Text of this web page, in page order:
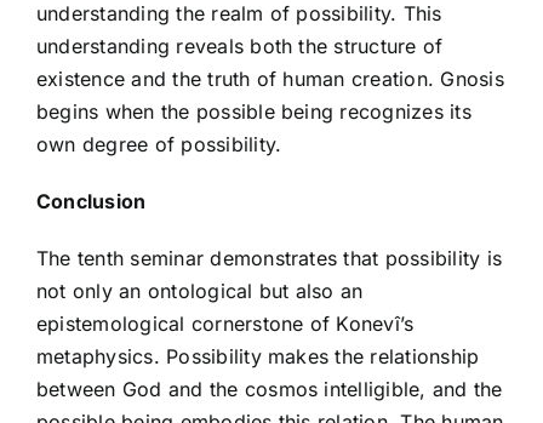
understanding the realm of possibility. This
understanding reveals both the structure of
existence and the truth of human creation. Gnosis
begins when the possible being recognizes its
own degree of possibility.
Conclusion
The tenth seminar demonstrates that possibility is
not only an ontological but also an
epistemological cornerstone of Konevî’s
metaphysics. Possibility makes the relationship
between God and the cosmos intelligible, and the